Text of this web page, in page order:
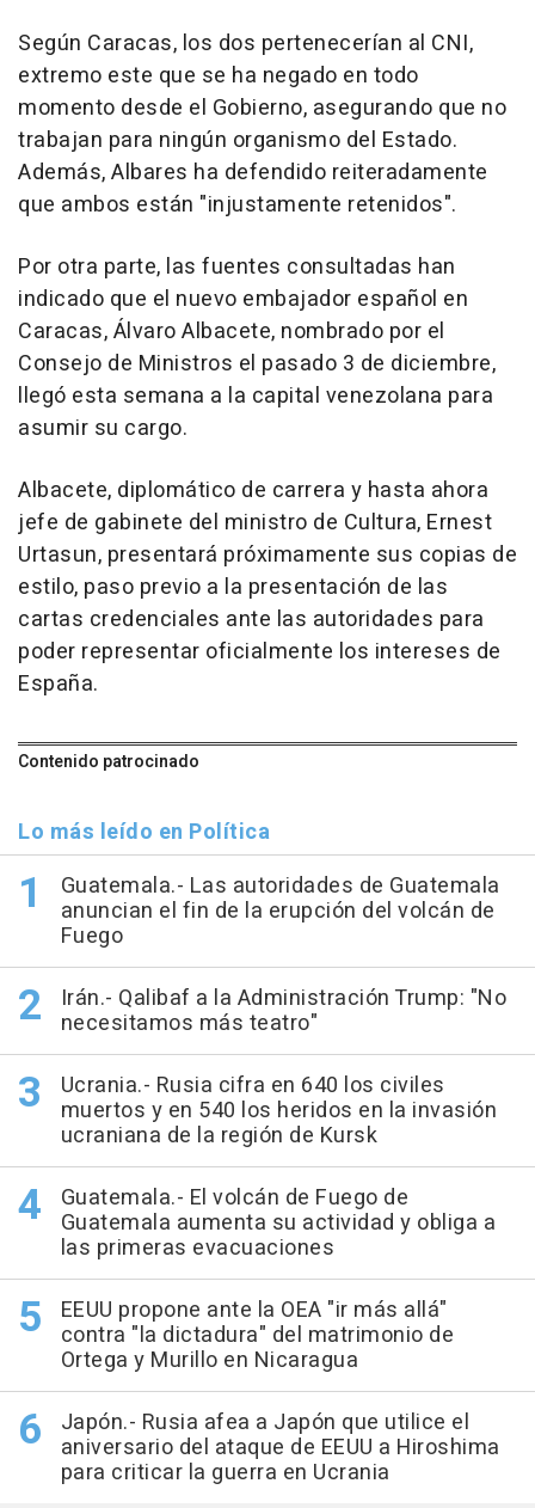
Según Caracas, los dos pertenecerían al CNI,
extremo este que se ha negado en todo
momento desde el Gobierno, asegurando que no
trabajan para ningún organismo del Estado.
Además, Albares ha defendido reiteradamente
que ambos están "injustamente retenidos".
Por otra parte, las fuentes consultadas han
indicado que el nuevo embajador español en
Caracas, Álvaro Albacete, nombrado por el
Consejo de Ministros el pasado 3 de diciembre,
llegó esta semana a la capital venezolana para
asumir su cargo.
Albacete, diplomático de carrera y hasta ahora
jefe de gabinete del ministro de Cultura, Ernest
Urtasun, presentará próximamente sus copias de
estilo, paso previo a la presentación de las
cartas credenciales ante las autoridades para
poder representar oficialmente los intereses de
España.
Contenido patrocinado
Lo más leído en Política
Guatemala.- Las autoridades de Guatemala
anuncian el fin de la erupción del volcán de
Fuego
Irán.- Qalibaf a la Administración Trump: "No
necesitamos más teatro"
Ucrania.- Rusia cifra en 640 los civiles
muertos y en 540 los heridos en la invasión
ucraniana de la región de Kursk
Guatemala.- El volcán de Fuego de
Guatemala aumenta su actividad y obliga a
las primeras evacuaciones
EEUU propone ante la OEA "ir más allá"
contra "la dictadura" del matrimonio de
Ortega y Murillo en Nicaragua
Japón.- Rusia afea a Japón que utilice el
aniversario del ataque de EEUU a Hiroshima
para criticar la guerra en Ucrania